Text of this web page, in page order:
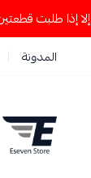
المدونة